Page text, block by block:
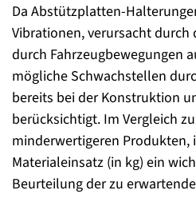
Da Abstützplatten-
Vibrationen, verursacht
durch Fahrzeugbewegungen
mögliche Schwachstellen
bereits bei der Konstruktion
berücksichtigt. Im Vergleich
minderwertigeren Produkten,
Materialeinsatz (in kg) ein
Beurteilung der zu